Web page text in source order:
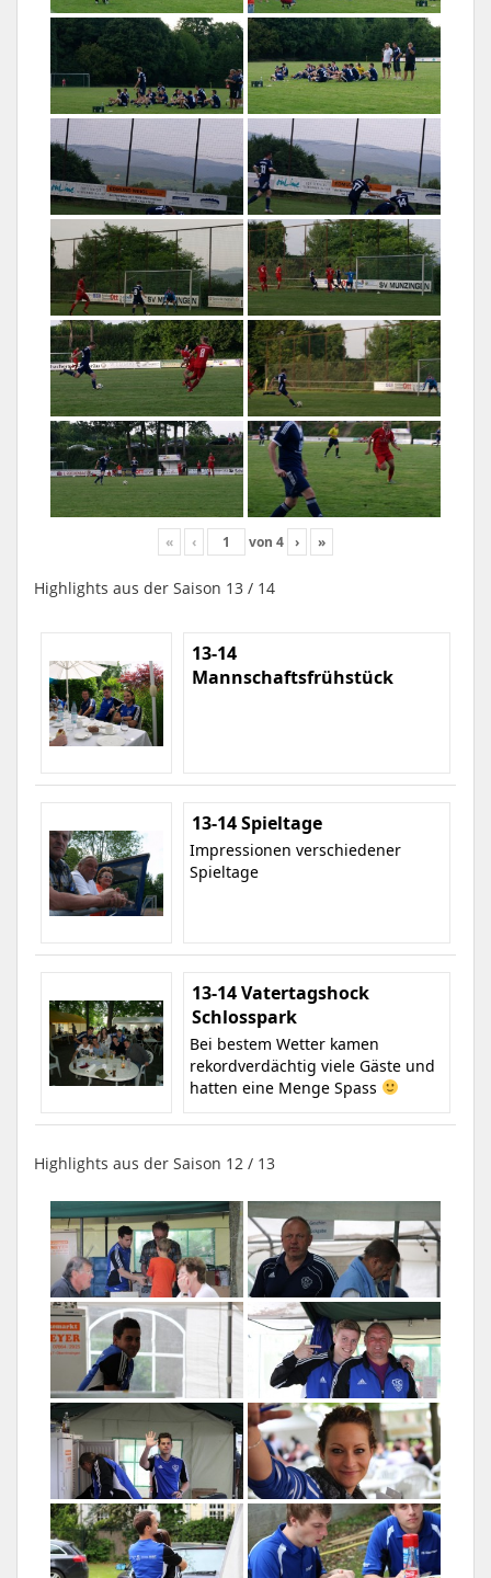
« ‹ von 4 › »
Highlights aus der Saison 13 / 14
13-14
Mannschaftsfrühstück
13-14 Spieltage
Impressionen verschiedener
Spieltage
13-14 Vatertagshock
Schlosspark
Bei bestem Wetter kamen
rekordverdächtig viele Gäste und
hatten eine Menge Spass
Highlights aus der Saison 12 / 13